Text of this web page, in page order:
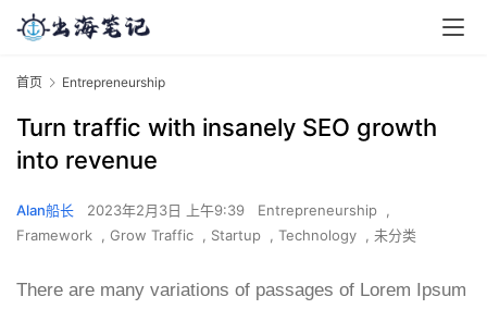
首页 Entrepreneurship
Turn traffic with insanely SEO growth
into revenue
Alan船长 2023年2月3日 上午9:39 Entrepreneurship ,
Framework , Grow Traffic , Startup , Technology , 未分类
There are many variations of passages of Lorem Ipsum